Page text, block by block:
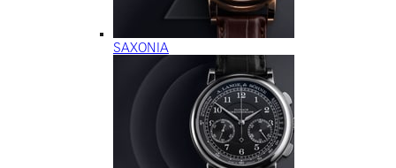
SAXONIA